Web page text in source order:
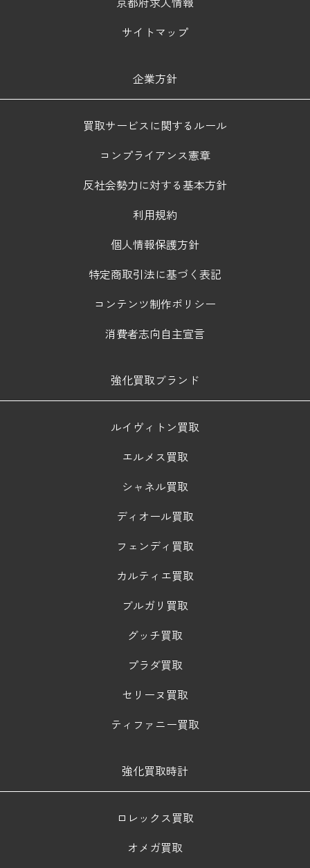
サイトマップ
企業方針
買取サービスに関するルール
コンプライアンス憲章
反社会勢力に対する基本方針
利用規約
個人情報保護方針
特定商取引法に基づく表記
コンテンツ制作ポリシー
消費者志向自主宣言
強化買取ブランド
ルイヴィトン買取
エルメス買取
シャネル買取
ディオール買取
フェンディ買取
カルティエ買取
ブルガリ買取
グッチ買取
プラダ買取
セリーヌ買取
ティファニー買取
強化買取時計
ロレックス買取
オメガ買取